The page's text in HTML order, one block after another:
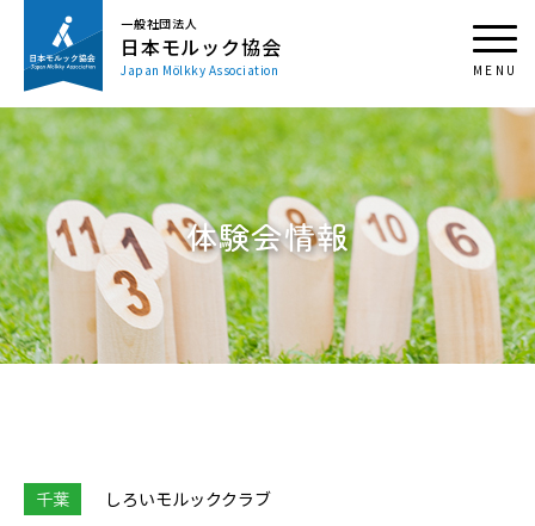
一般社団法人
日本モルック協会
Japan Mölkky Association
体験会情報
千葉 しろいモルッククラブ